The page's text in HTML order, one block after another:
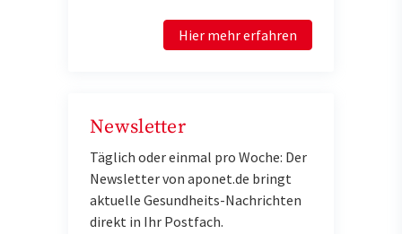
Hier mehr erfahren
Newsletter
Täglich oder einmal pro Woche: Der
Newsletter von aponet.de bringt
aktuelle Gesundheits-Nachrichten
direkt in Ihr Postfach.